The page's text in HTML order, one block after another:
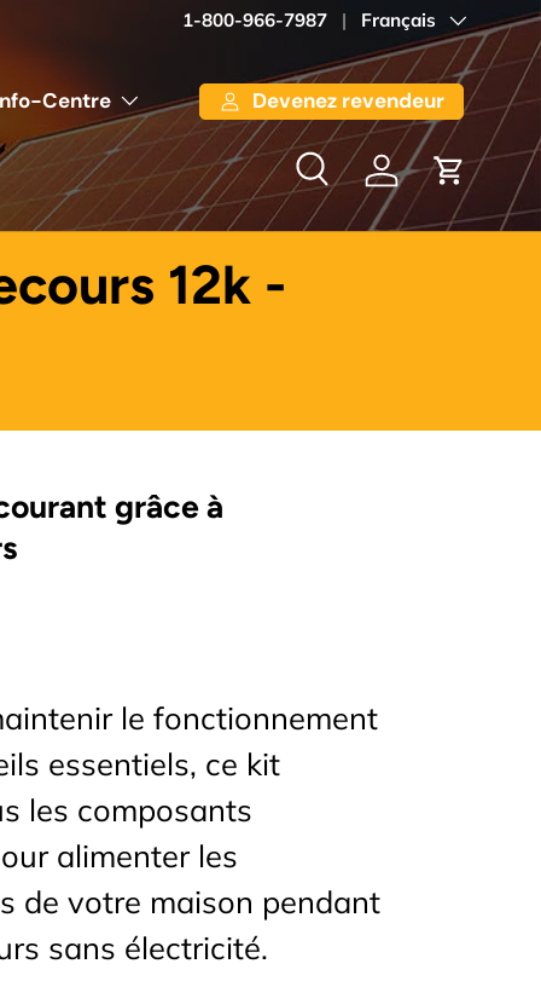
1-800-966-7987 Langue
Français
RechercheSe connecter
Panier
Centre Devenez revendeur
12k -
grâce à
le fonctionnement
essentiels, ce kit
les composants
alimenter les
de votre maison pendant
sans électricité.